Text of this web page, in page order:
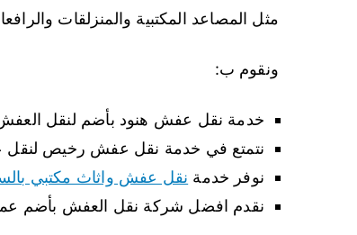
مثل المصاعد المكتبية والمنزلقات
ونقوم ب:
خدمة نقل عفش هنود بأضم لنقل العفش
نتمتع في خدمة نقل عفش رخيص لنقل
نوفر خدمة نقل عفش واثاث مكتبي
نقدم افضل شركة نقل العفش بأضم